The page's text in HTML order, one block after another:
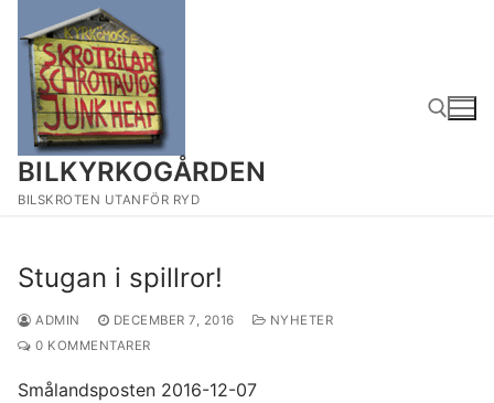
innehåll
BILKYRKOGÅRDEN
BILSKROTEN UTANFÖR RYD
Stugan i spillror!
ADMIN DECEMBER 7, 2016
NYHETER
0 KOMMENTARER
Smålandsposten 2016-12-07